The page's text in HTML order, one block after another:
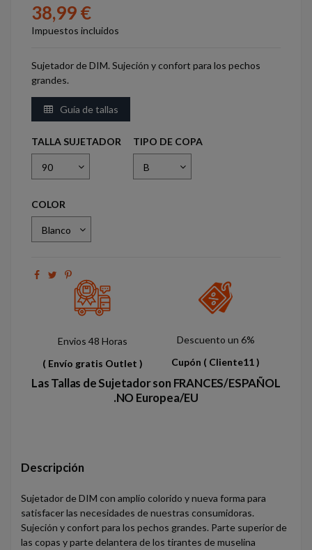
38,99 €
Impuestos incluidos
Sujetador de DIM. Sujeción y confort para los pechos
grandes.
Guía de tallas
TALLA SUJETADOR TIPO DE COPA
COLOR
Envios 48 Horas
( Envío gratis Outlet )
Descuento un 6%
Cupón ( Cliente11 )
Las Tallas de Sujetador son FRANCES/ESPAÑOL
.NO Europea/EU
Descripción
Sujetador de DIM con amplio colorido y nueva forma para
satisfacer las necesidades de nuestras consumidoras.
Sujeción y confort para los pechos grandes. Parte superior de
las copas y parte delantera de los tirantes de muselina